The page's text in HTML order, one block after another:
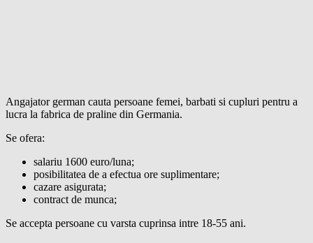
Angajator german cauta persoane femei, barbati si cupluri pentru a
lucra la fabrica de praline din Germania.
Se ofera:
salariu 1600 euro/luna;
posibilitatea de a efectua ore suplimentare;
cazare asigurata;
contract de munca;
Se accepta persoane cu varsta cuprinsa intre 18-55 ani.